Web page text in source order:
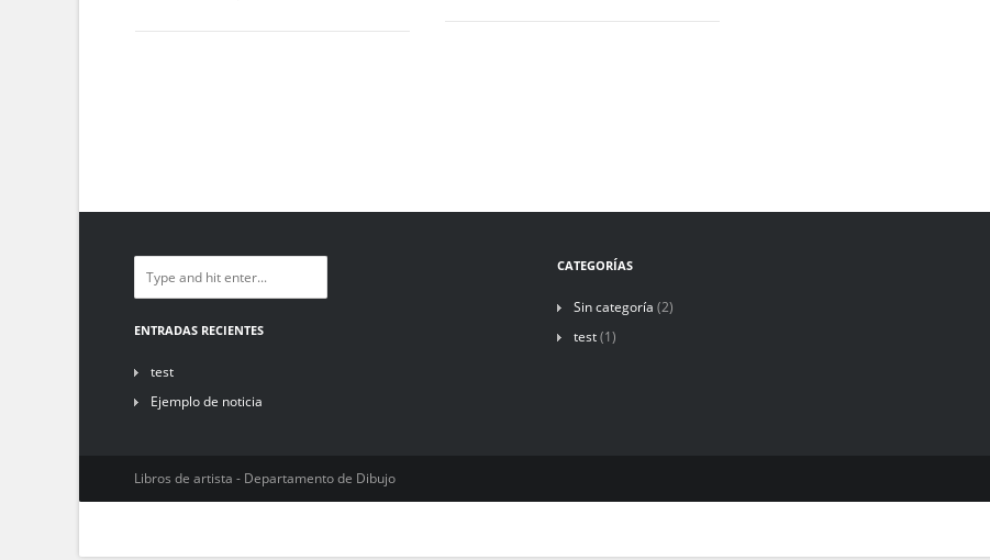
ENTRADAS RECIENTES
test
Ejemplo de noticia
CATEGORÍAS
Sin categoría (2)
test(1)
Libros de artista - Departamento de Dibujo